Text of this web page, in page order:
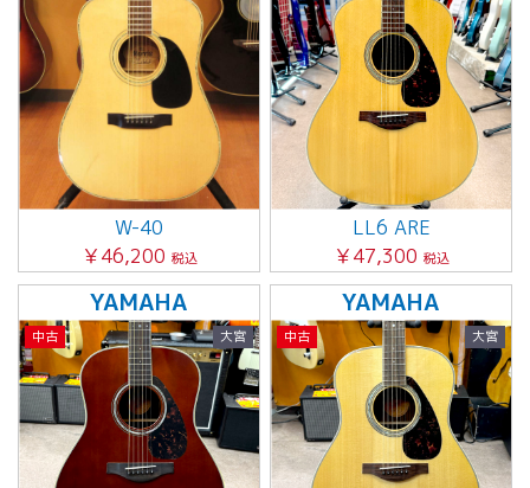
W-40
￥46,200 税込
LL6 ARE
￥47,300 税込
YAMAHA
中古 大宮
YAMAHA
中古 大宮